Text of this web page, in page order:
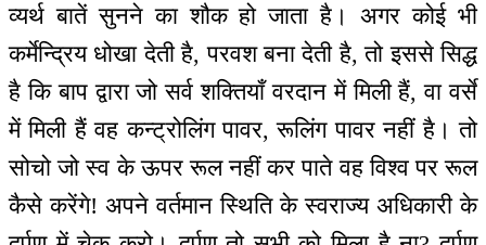
व्यर्थ बातें सुनने का शौक हो जाता है। अगर कोई भी
कर्मेन्द्रिय धोखा देती है, परवश बना देती है, तो इससे सिद्ध
है कि बाप द्वारा जो सर्व शक्तियाँ वरदान में मिली हैं, वा वर्से
में मिली हैं वह कन्ट्रोलिंग पावर, रूलिंग पावर नहीं है। तो
सोचो जो स्व के ऊपर रूल नहीं कर पाते वह विश्व पर रूल
कैसे करेंगे! अपने वर्तमान स्थिति के स्वराज्य अधिकारी के